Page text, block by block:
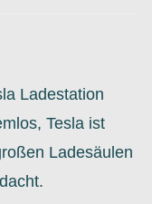
Ladestation
Tesla ist
Ladesäulen